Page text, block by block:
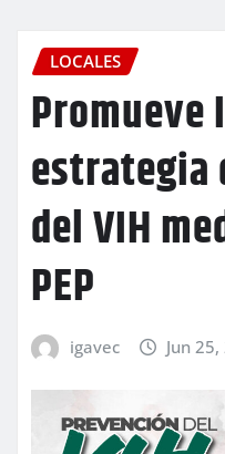
LOCALES
Promueve
estrategia
del VIH
PEP
igavec Jun